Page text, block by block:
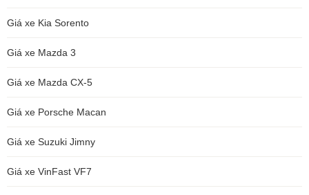
Giá xe Kia Sorento
Giá xe Mazda 3
Giá xe Mazda CX-5
Giá xe Porsche Macan
Giá xe Suzuki Jimny
Giá xe VinFast VF7